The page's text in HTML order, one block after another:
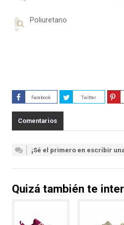
Poliuretano
Facebook Twitter
Comentarios
¡Sé el primero en escribir
Quizá también te